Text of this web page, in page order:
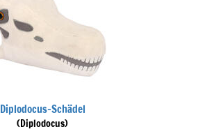
Diplodocus-Schädel
(Diplodocus)